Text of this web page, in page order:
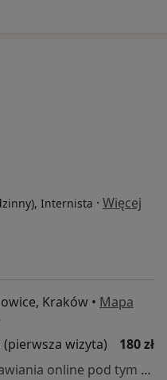
Internista · Więcej
Kraków • Mapa
wizyta)
180 zł
Specjalista nie oferuje umawiania online pod tym adresem.